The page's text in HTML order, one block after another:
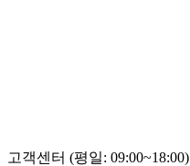
고객센터 (평일: 09:00~18:00)